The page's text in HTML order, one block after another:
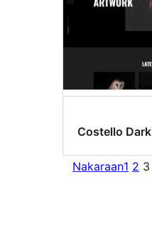
Costello Dark
Nakaraan1 2 3